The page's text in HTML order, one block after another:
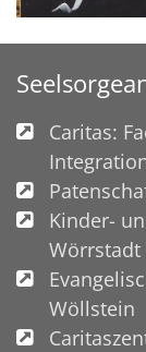
Caritas:
Kinder-
Wörrstadt
Wöllstein